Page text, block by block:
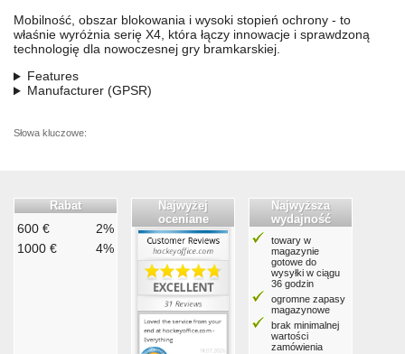
Mobilność, obszar blokowania i wysoki stopień ochrony - to
właśnie wyróżnia serię X4, która łączy innowacje i sprawdzoną
technologię dla nowoczesnej gry bramkarskiej.
Features
Manufacturer (GPSR)
Słowa kluczowe:
Rabat
600 €
2%
1000 €
4%
Najwyżej
oceniane
Najwyższa
wydajność
towary w
magazynie
gotowe do
wysyłki w ciągu
36 godzin
ogromne zapasy
magazynowe
brak minimalnej
wartości
zamówienia